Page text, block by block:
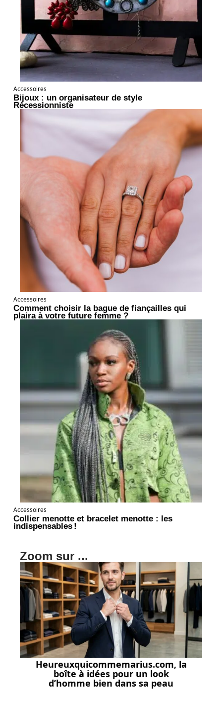
Accessoires
Bijoux : un organisateur de style
Récessionniste
Accessoires
Comment choisir la bague de fiançailles qui
plaira à votre future femme ?
Accessoires
Collier menotte et bracelet menotte : les
indispensables !
Zoom sur ...
Heureuxquicommemarius.com, la
boîte à idées pour un look
d’homme bien dans sa peau